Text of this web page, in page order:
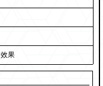
效果